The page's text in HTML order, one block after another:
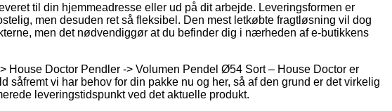
til din hjemmeadresse eller ud på dit arbejde. Leveringsformen er
men desuden ret så fleksibel. Den mest letkøbte fragtløsning vil dog
men det nødvendiggør at du befinder dig i nærheden af e-butikkens
House Doctor Pendler -> Volumen Pendel Ø54 Sort – House Doctor er
såfremt vi har behov for din pakke nu og her, så af den grund er det virkelig
leveringstidspunkt ved det aktuelle produkt.